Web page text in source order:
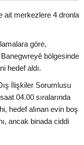
ait merkezlere 4 dronla
göre,
Banegwreyê bölgesinde
hedef aldı.
İlişkiler Sorumlusu
04.00 sıralarında
hedef alınan evin boş
ancak binada ciddi